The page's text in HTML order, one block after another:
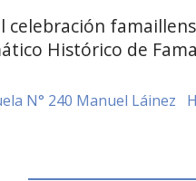
celebración
Histórico de
N° 240 Manuel Láinez